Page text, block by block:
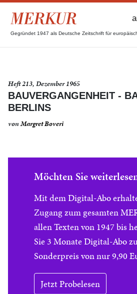
Gegründet 1947 als Deutsche Zeitschrift für
Heft 213, Dezember 1965
BAUVERGANGENHEIT -
BERLINS
vonMargret Boveri
Möchten Sie
Mit dem Digital-Abo
Zugang zum gesamten
allen Texten von 1947 bis
Sie 3 Monate Digital-Abo
Sonderpreis von nur 9,90
Jetzt Probelesen